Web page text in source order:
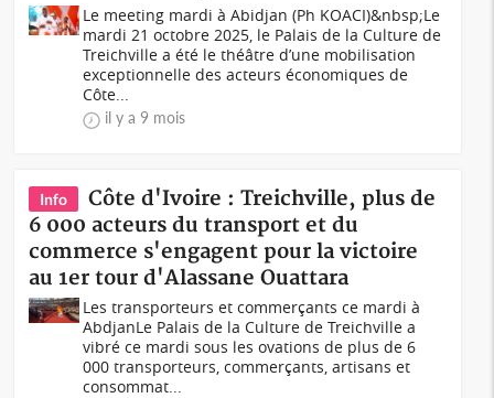
Le meeting mardi à Abidjan (Ph KOACI)&nbsp;Le
mardi 21 octobre 2025, le Palais de la Culture de
Treichville a été le théâtre d’une mobilisation
exceptionnelle des acteurs économiques de
Côte...
il y a 9 mois
Info
Côte d'Ivoire : Treichville, plus de
6 000 acteurs du transport et du
commerce s'engagent pour la victoire
au 1er tour d'Alassane Ouattara
Les transporteurs et commerçants ce mardi à
AbdjanLe Palais de la Culture de Treichville a
vibré ce mardi sous les ovations de plus de 6
000 transporteurs, commerçants, artisans et
consommat...